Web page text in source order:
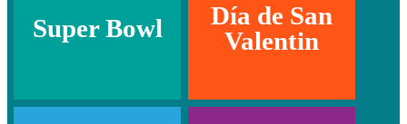
Super Bowl
Día de San
Valentin